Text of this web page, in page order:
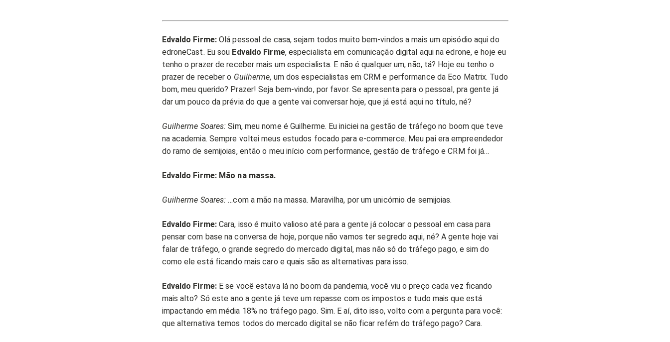
Edvaldo Firme:Olá pessoal de casa, sejam todos muito bem-vindos a mais um episódio aqui do
edroneCast. Eu sou Edvaldo Firme, especialista em comunicação digital aqui na edrone, e hoje eu
tenho o prazer de receber mais um especialista. E não é qualquer um, não, tá? Hoje eu tenho o
prazer de receber o Guilherme, um dos especialistas em CRM e performance da Eco Matrix. Tudo
bom, meu querido? Prazer! Seja bem-vindo, por favor. Se apresenta para o pessoal, pra gente já
dar um pouco da prévia do que a gente vai conversar hoje, que já está aqui no título, né?
Guilherme Soares: Sim, meu nome é Guilherme. Eu iniciei na gestão de tráfego no boom que teve
na academia. Sempre voltei meus estudos focado para e-commerce. Meu pai era empreendedor
do ramo de semijoias, então o meu início com performance, gestão de tráfego e CRM foi já…
Edvaldo Firme: Mão na massa.
Guilherme Soares: …com a mão na massa. Maravilha, por um unicórnio de semijoias.
Edvaldo Firme:Cara, isso é muito valioso até para a gente já colocar o pessoal em casa para
pensar com base na conversa de hoje, porque não vamos ter segredo aqui, né? A gente hoje vai
falar de tráfego, o grande segredo do mercado digital, mas não só do tráfego pago, e sim do
como ele está ficando mais caro e quais são as alternativas para isso.
Edvaldo Firme:E se você estava lá no boom da pandemia, você viu o preço cada vez ficando
mais alto? Só este ano a gente já teve um repasse com os impostos e tudo mais que está
impactando em média 18% no tráfego pago. Sim. E aí, dito isso, volto com a pergunta para você:
que alternativa temos todos do mercado digital se não ficar refém do tráfego pago? Cara.